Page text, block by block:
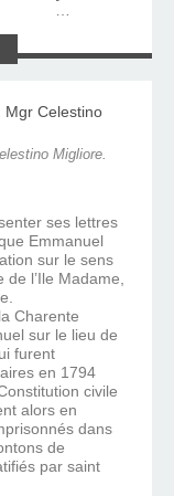
…
Migliore.
ses lettres
Emmanuel
sur le sens
l’Ile Madame,
Charente
sur le lieu de
furent
en 1794
civile
alors en
dans
de
par saint